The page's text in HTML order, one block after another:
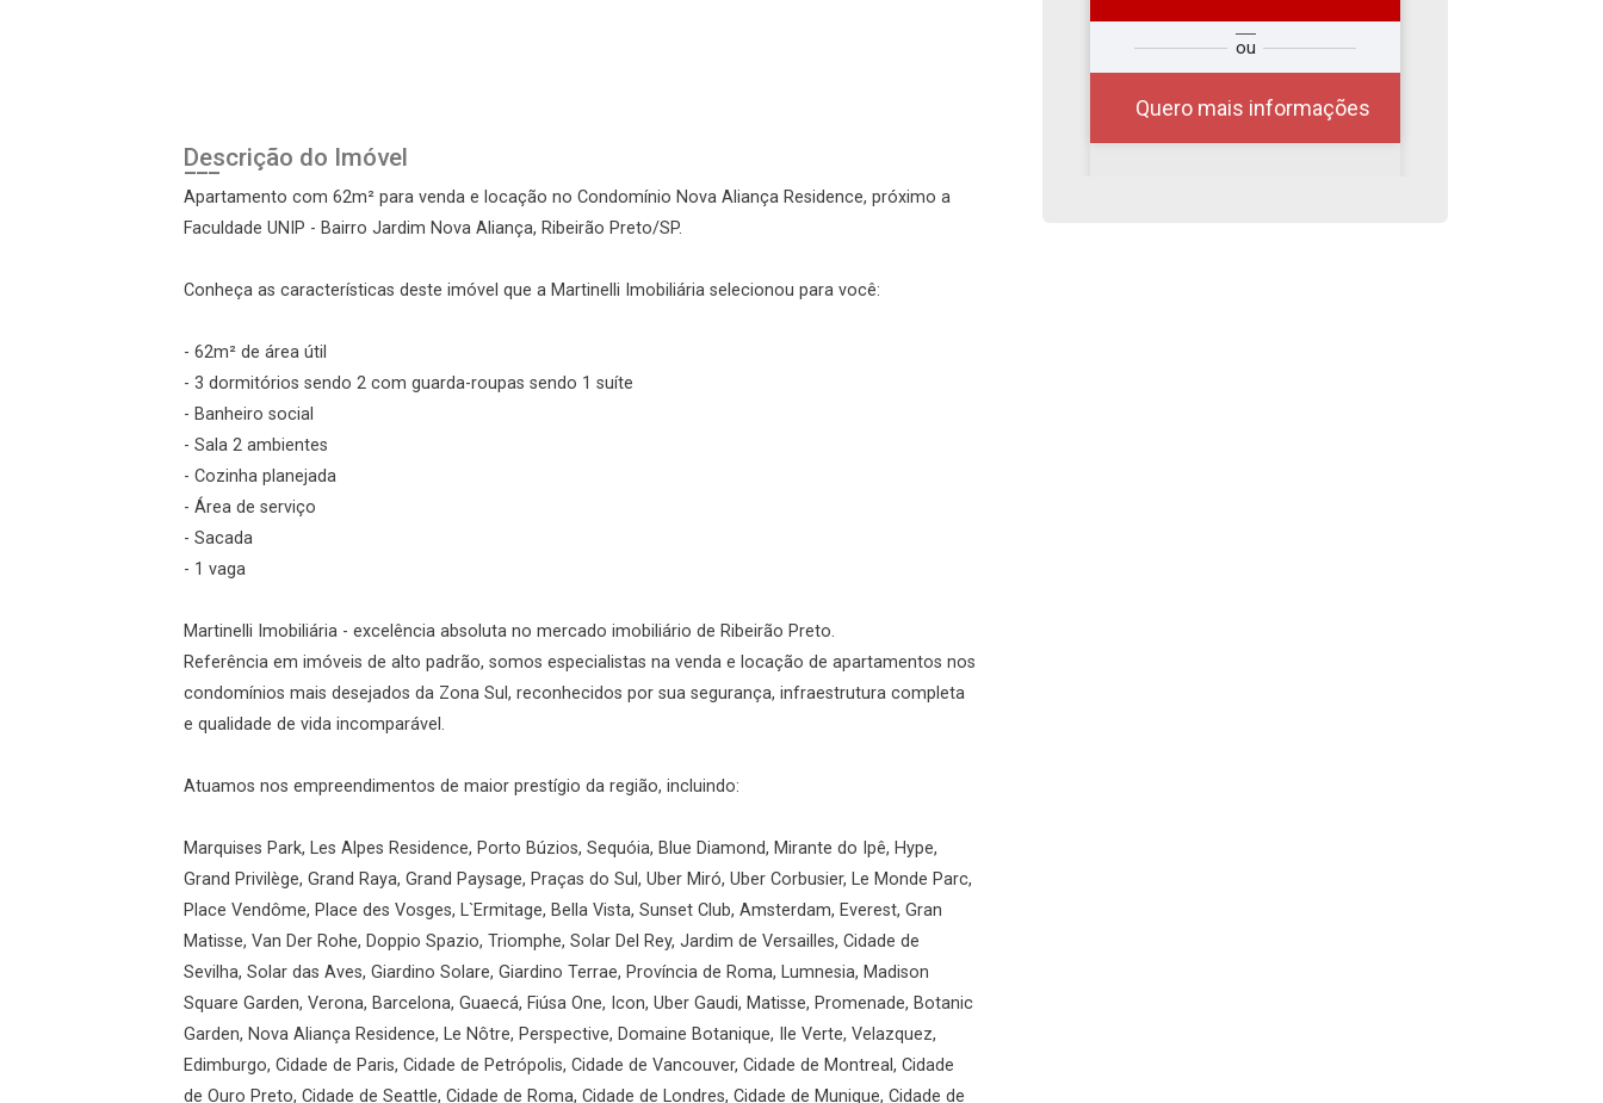
Descrição do Imóvel
Apartamento com 62m² para venda e locação no Condomínio Nova Aliança Residence, próximo a
Faculdade UNIP - Bairro Jardim Nova Aliança, Ribeirão Preto/SP.
Conheça as características deste imóvel que a Martinelli Imobiliária selecionou para você:
- 62m² de área útil
- 3 dormitórios sendo 2 com guarda-roupas sendo 1 suíte
- Banheiro social
- Sala 2 ambientes
- Cozinha planejada
- Área de serviço
- Sacada
- 1 vaga
Martinelli Imobiliária - excelência absoluta no mercado imobiliário de Ribeirão Preto.
Referência em imóveis de alto padrão, somos especialistas na venda e locação de apartamentos nos
condomínios mais desejados da Zona Sul, reconhecidos por sua segurança, infraestrutura completa
e qualidade de vida incomparável.
Atuamos nos empreendimentos de maior prestígio da região, incluindo:
Marquises Park, Les Alpes Residence, Porto Búzios, Sequóia, Blue Diamond, Mirante do Ipê, Hype,
Grand Privilège, Grand Raya, Grand Paysage, Praças do Sul, Uber Miró, Uber Corbusier, Le Monde Parc,
Place Vendôme, Place des Vosges, L`Ermitage, Bella Vista, Sunset Club, Amsterdam, Everest, Gran
Matisse, Van Der Rohe, Doppio Spazio, Triomphe, Solar Del Rey, Jardim de Versailles, Cidade de
Sevilha, Solar das Aves, Giardino Solare, Giardino Terrae, Província de Roma, Lumnesia, Madison
Square Garden, Verona, Barcelona, Guaecá, Fiúsa One, Icon, Uber Gaudi, Matisse, Promenade, Botanic
Garden, Nova Aliança Residence, Le Nôtre, Perspective, Domaine Botanique, Ile Verte, Velazquez,
Edimburgo, Cidade de Paris, Cidade de Petrópolis, Cidade de Vancouver, Cidade de Montreal, Cidade
de Ouro Preto, Cidade de Seattle, Cidade de Roma, Cidade de Londres, Cidade de Munique, Cidade de
ou
Quero mais informações
Qual o melhor dia e
horário para você?
07/08/2026
08h00
Login
Esqueci minha senha
Cadastre-se
Agendar Visita